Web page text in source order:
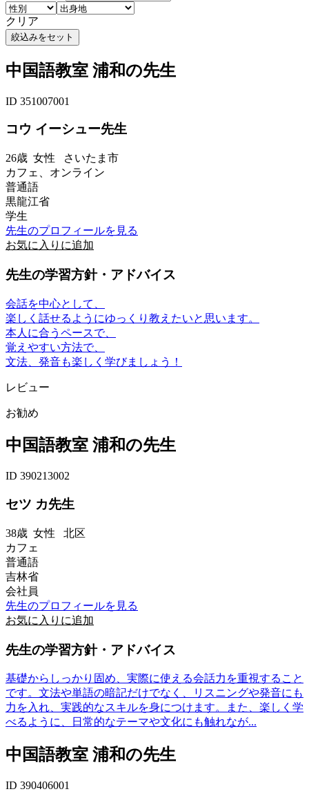
クリア
中国語教室 浦和の先生
ID 351007001
コウ イーシュー先生
26歳 女性 さいたま市
カフェ、オンライン
普通語
黒龍江省
学生
先生のプロフィールを見る
お気に入りに追加
先生の学習方針・アドバイス
会話を中心として、
楽しく話せるようにゆっくり教えたいと思います。
本人に合うペースで、
覚えやすい方法で、
文法、発音も楽しく学びましょう！
レビュー
お勧め
中国語教室 浦和の先生
ID 390213002
セツ カ先生
38歳 女性 北区
カフェ
普通語
吉林省
会社員
先生のプロフィールを見る
お気に入りに追加
先生の学習方針・アドバイス
基礎からしっかり固め、実際に使える会話力を重視すること
です。文法や単語の暗記だけでなく、リスニングや発音にも
力を入れ、実践的なスキルを身につけます。また、楽しく学
べるように、日常的なテーマや文化にも触れなが...
中国語教室 浦和の先生
ID 390406001